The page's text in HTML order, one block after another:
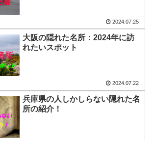
2024.07.25
大阪の隠れた名所：2024年に訪
れたいスポット
2024.07.22
兵庫県の人しかしらない隠れた名
所の紹介！